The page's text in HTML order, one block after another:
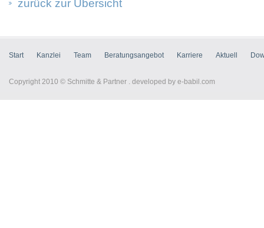
zurück zur Übersicht
Start Kanzlei Team Beratungsangebot Karriere Aktuell
Copyright 2010 © Schmitte & Partner . developed by e-babil.com